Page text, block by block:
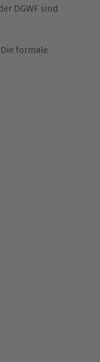
DGWF sind
formale